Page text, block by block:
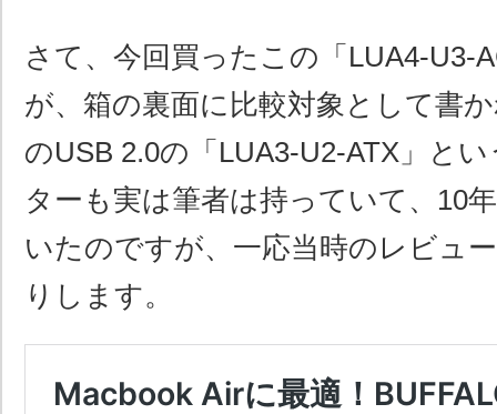
さて、今回買ったこの「LUA4-U3-
が、箱の裏面に比較対象として書
のUSB 2.0の「LUA3-U2-ATX」と
ターも実は筆者は持っていて、10
いたのですが、一応当時のレビュ
りします。